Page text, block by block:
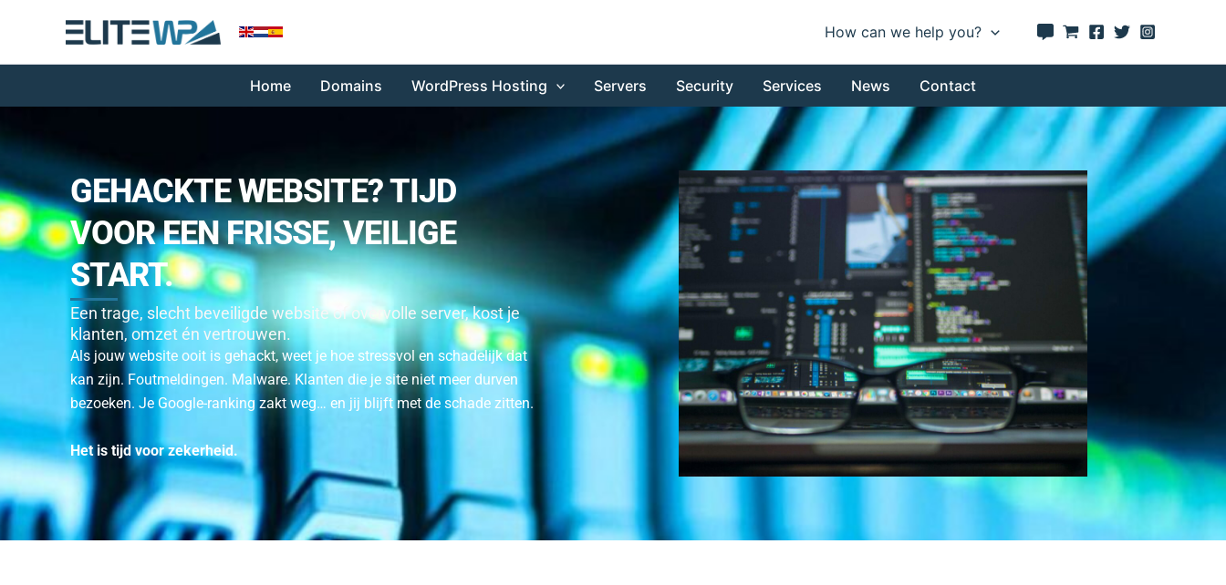
How can we help you?
Home Domains WordPress Hosting Servers Security Services News Contact
GEHACKTE WEBSITE? TIJD
VOOR EEN FRISSE, VEILIGE
START.
Een trage, slecht beveiligde website of overvolle server, kost je
klanten, omzet én vertrouwen.
Als jouw website ooit is gehackt, weet je hoe stressvol en schadelijk dat
kan zijn. Foutmeldingen. Malware. Klanten die je site niet meer durven
bezoeken. Je Google-ranking zakt weg… en jij blijft met de schade zitten.
Het is tijd voor zekerheid.